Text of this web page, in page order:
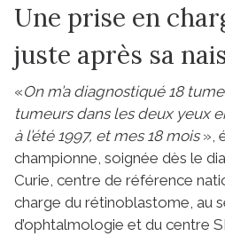
Une prise en
juste après sa
«On m’a diagnostiqué 18
tumeurs dans les deux yeux
à l’été 1997, et mes 18 mois»,
championne, soignée dès le
Curie, centre de référence
charge du rétinoblastome, au
d’ophtalmologie et du centre